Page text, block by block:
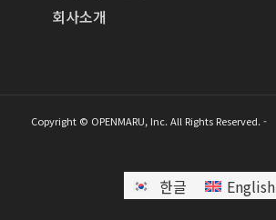
회사소개
Copyright © OPENMARU, Inc. All Rights Reserved. -
한글 English